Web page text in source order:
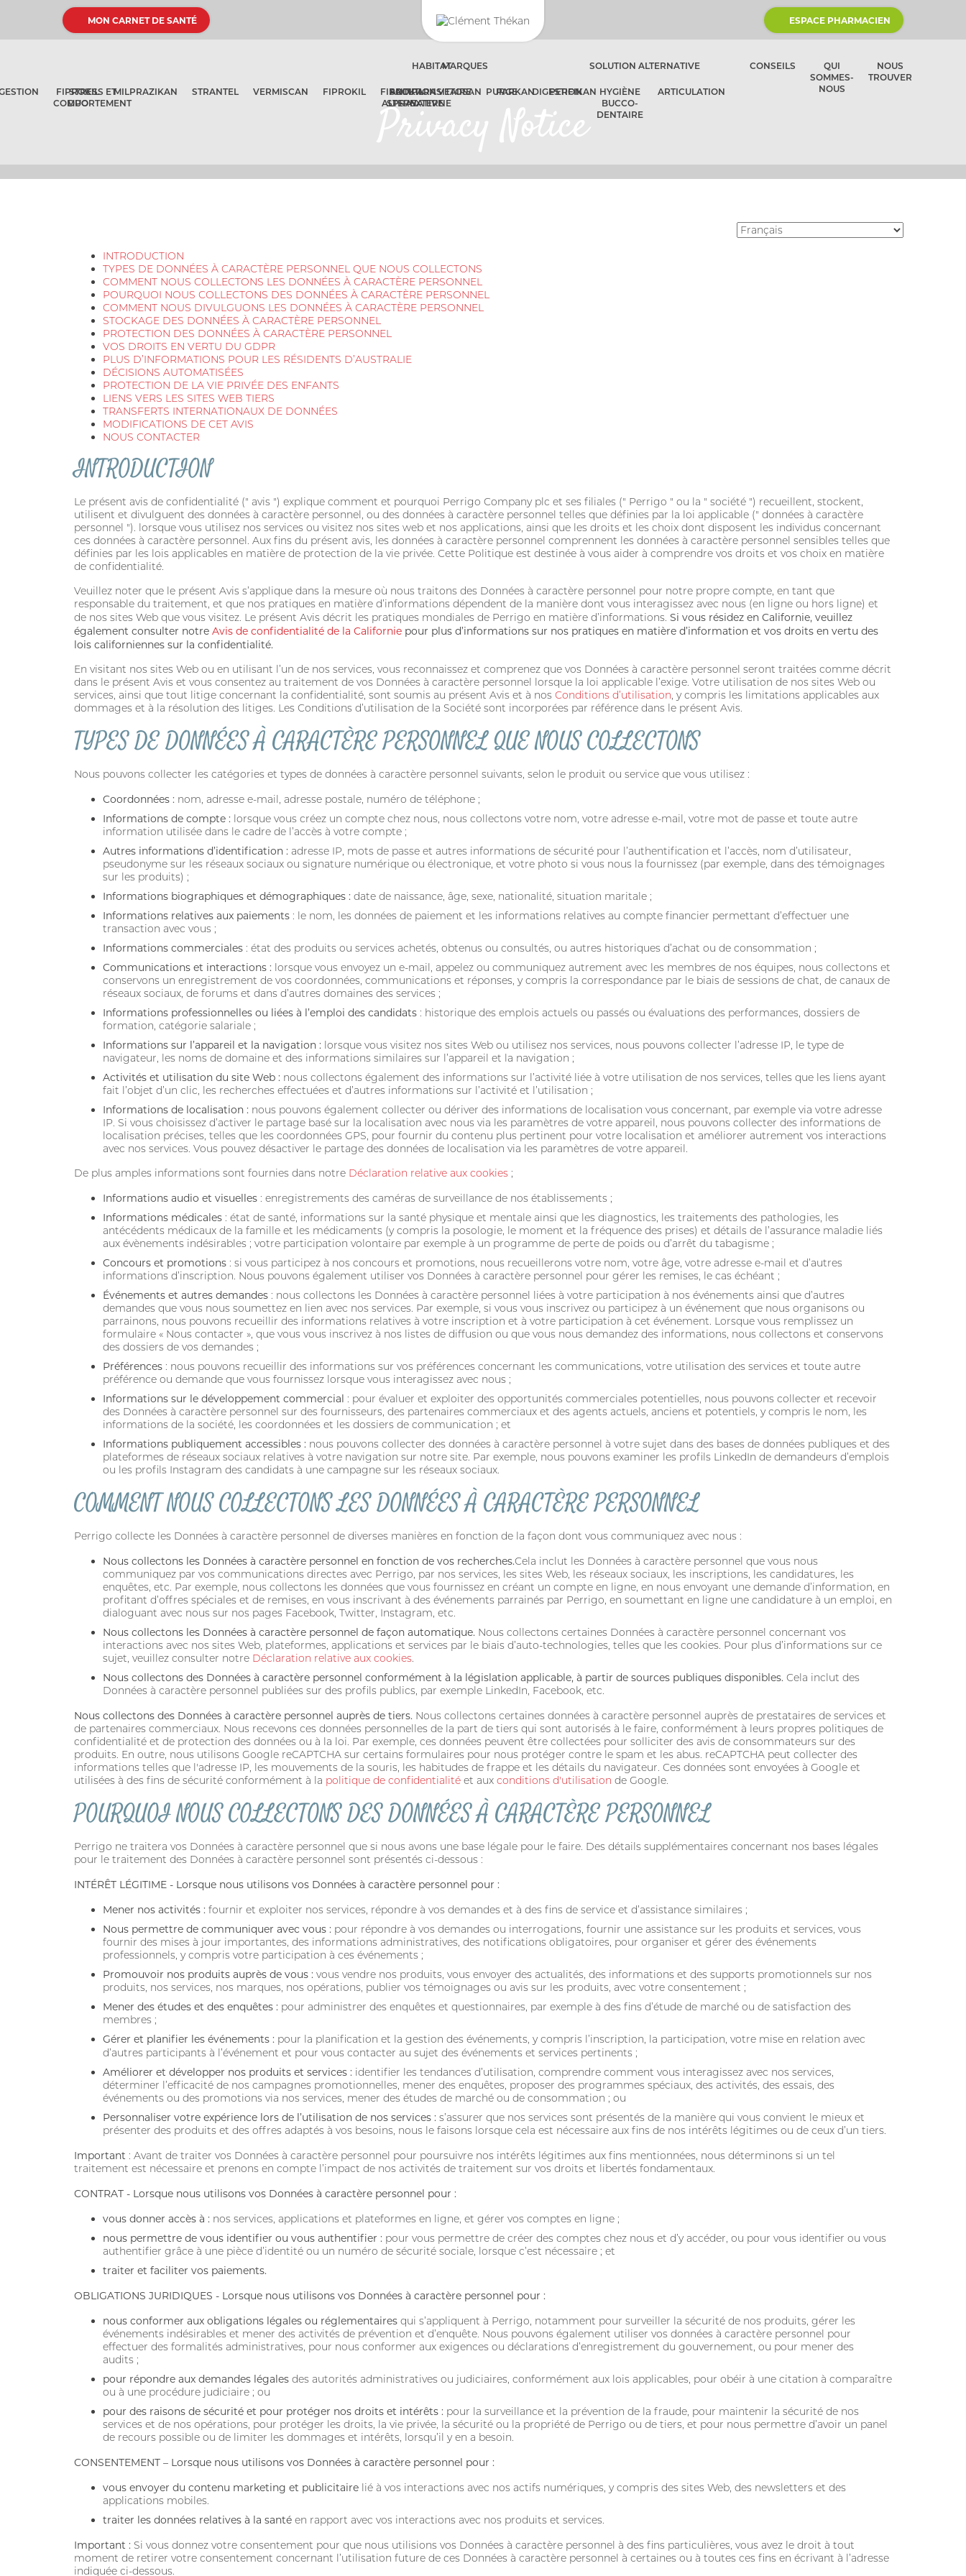
MON CARNET DE SANTÉ ESPACE PHARMACIEN
STRESS ET
COMPORTEMENT
HABITAT
SOLUTION
ALTERNATIVE
SOLUTION ALTERNATIVE
ANTIPARASITAIRE
EXTERNE
PURGE DIGESTION
HYGIÈNE
BUCCO-
DENTAIRE
ARTICULATION
MARQUES
FIPROKIL
DUO
MILPRAZIKAN STRANTEL VERMISCAN FIPROKIL
FIPROKIL
SPRAY
VETOSAN PARKAN PERFIKAN
CONSEILS
QUI
SOMMES-
NOUS
NOUS
TROUVER
Privacy Notice
INTRODUCTION
TYPES DE DONNÉES À CARACTÈRE PERSONNEL QUE NOUS COLLECTONS
COMMENT NOUS COLLECTONS LES DONNÉES À CARACTÈRE PERSONNEL
POURQUOI NOUS COLLECTONS DES DONNÉES À CARACTÈRE PERSONNEL
COMMENT NOUS DIVULGUONS LES DONNÉES À CARACTÈRE PERSONNEL
STOCKAGE DES DONNÉES À CARACTÈRE PERSONNEL
PROTECTION DES DONNÉES À CARACTÈRE PERSONNEL
VOS DROITS EN VERTU DU GDPR
PLUS D’INFORMATIONS POUR LES RÉSIDENTS D’AUSTRALIE
DÉCISIONS AUTOMATISÉES
PROTECTION DE LA VIE PRIVÉE DES ENFANTS
LIENS VERS LES SITES WEB TIERS
TRANSFERTS INTERNATIONAUX DE DONNÉES
MODIFICATIONS DE CET AVIS
NOUS CONTACTER
INTRODUCTION
Le présent avis de confidentialité (" avis ") explique comment et pourquoi Perrigo Company plc et ses filiales (" Perrigo " ou la " société ") recueillent, stockent,
utilisent et divulguent des données à caractère personnel, ou des données à caractère personnel telles que définies par la loi applicable (" données à caractère
personnel "). lorsque vous utilisez nos services ou visitez nos sites web et nos applications, ainsi que les droits et les choix dont disposent les individus concernant
ces données à caractère personnel. Aux fins du présent avis, les données à caractère personnel comprennent les données à caractère personnel sensibles telles que
définies par les lois applicables en matière de protection de la vie privée. Cette Politique est destinée à vous aider à comprendre vos droits et vos choix en matière
de confidentialité.
Veuillez noter que le présent Avis s’applique dans la mesure où nous traitons des Données à caractère personnel pour notre propre compte, en tant que
responsable du traitement, et que nos pratiques en matière d’informations dépendent de la manière dont vous interagissez avec nous (en ligne ou hors ligne) et
de nos sites Web que vous visitez. Le présent Avis décrit les pratiques mondiales de Perrigo en matière d’informations. Si vous résidez en Californie, veuillez
également consulter notre Avis de confidentialité de la Californie pour plus d’informations sur nos pratiques en matière d’information et vos droits en vertu des
lois californiennes sur la confidentialité.
En visitant nos sites Web ou en utilisant l’un de nos services, vous reconnaissez et comprenez que vos Données à caractère personnel seront traitées comme décrit
dans le présent Avis et vous consentez au traitement de vos Données à caractère personnel lorsque la loi applicable l’exige. Votre utilisation de nos sites Web ou
services, ainsi que tout litige concernant la confidentialité, sont soumis au présent Avis et à nos Conditions d’utilisation, y compris les limitations applicables aux
dommages et à la résolution des litiges. Les Conditions d’utilisation de la Société sont incorporées par référence dans le présent Avis.
TYPES DE DONNÉES À CARACTÈRE PERSONNEL QUE NOUS COLLECTONS
Nous pouvons collecter les catégories et types de données à caractère personnel suivants, selon le produit ou service que vous utilisez :
Coordonnées : nom, adresse e-mail, adresse postale, numéro de téléphone ;
Informations de compte : lorsque vous créez un compte chez nous, nous collectons votre nom, votre adresse e-mail, votre mot de passe et toute autre
information utilisée dans le cadre de l’accès à votre compte ;
Autres informations d’identification : adresse IP, mots de passe et autres informations de sécurité pour l’authentification et l’accès, nom d’utilisateur,
pseudonyme sur les réseaux sociaux ou signature numérique ou électronique, et votre photo si vous nous la fournissez (par exemple, dans des témoignages
sur les produits) ;
Informations biographiques et démographiques : date de naissance, âge, sexe, nationalité, situation maritale ;
Informations relatives aux paiements : le nom, les données de paiement et les informations relatives au compte financier permettant d’effectuer une
transaction avec vous ;
Informations commerciales : état des produits ou services achetés, obtenus ou consultés, ou autres historiques d’achat ou de consommation ;
Communications et interactions : lorsque vous envoyez un e-mail, appelez ou communiquez autrement avec les membres de nos équipes, nous collectons et
conservons un enregistrement de vos coordonnées, communications et réponses, y compris la correspondance par le biais de sessions de chat, de canaux de
réseaux sociaux, de forums et dans d’autres domaines des services ;
Informations professionnelles ou liées à l’emploi des candidats : historique des emplois actuels ou passés ou évaluations des performances, dossiers de
formation, catégorie salariale ;
Informations sur l’appareil et la navigation : lorsque vous visitez nos sites Web ou utilisez nos services, nous pouvons collecter l’adresse IP, le type de
navigateur, les noms de domaine et des informations similaires sur l’appareil et la navigation ;
Activités et utilisation du site Web : nous collectons également des informations sur l’activité liée à votre utilisation de nos services, telles que les liens ayant
fait l’objet d’un clic, les recherches effectuées et d’autres informations sur l’activité et l’utilisation ;
Informations de localisation : nous pouvons également collecter ou dériver des informations de localisation vous concernant, par exemple via votre adresse
IP. Si vous choisissez d’activer le partage basé sur la localisation avec nous via les paramètres de votre appareil, nous pouvons collecter des informations de
localisation précises, telles que les coordonnées GPS, pour fournir du contenu plus pertinent pour votre localisation et améliorer autrement vos interactions
avec nos services. Vous pouvez désactiver le partage des données de localisation via les paramètres de votre appareil.
De plus amples informations sont fournies dans notre Déclaration relative aux cookies ;
Informations audio et visuelles : enregistrements des caméras de surveillance de nos établissements ;
Informations médicales : état de santé, informations sur la santé physique et mentale ainsi que les diagnostics, les traitements des pathologies, les
antécédents médicaux de la famille et les médicaments (y compris la posologie, le moment et la fréquence des prises) et détails de l’assurance maladie liés
aux évènements indésirables ; votre participation volontaire par exemple à un programme de perte de poids ou d’arrêt du tabagisme ;
Concours et promotions : si vous participez à nos concours et promotions, nous recueillerons votre nom, votre âge, votre adresse e-mail et d’autres
informations d’inscription. Nous pouvons également utiliser vos Données à caractère personnel pour gérer les remises, le cas échéant ;
Événements et autres demandes : nous collectons les Données à caractère personnel liées à votre participation à nos événements ainsi que d’autres
demandes que vous nous soumettez en lien avec nos services. Par exemple, si vous vous inscrivez ou participez à un événement que nous organisons ou
parrainons, nous pouvons recueillir des informations relatives à votre inscription et à votre participation à cet événement. Lorsque vous remplissez un
formulaire « Nous contacter », que vous vous inscrivez à nos listes de diffusion ou que vous nous demandez des informations, nous collectons et conservons
des dossiers de vos demandes ;
Préférences : nous pouvons recueillir des informations sur vos préférences concernant les communications, votre utilisation des services et toute autre
préférence ou demande que vous fournissez lorsque vous interagissez avec nous ;
Informations sur le développement commercial : pour évaluer et exploiter des opportunités commerciales potentielles, nous pouvons collecter et recevoir
des Données à caractère personnel sur des fournisseurs, des partenaires commerciaux et des agents actuels, anciens et potentiels, y compris le nom, les
informations de la société, les coordonnées et les dossiers de communication ; et
Informations publiquement accessibles : nous pouvons collecter des données à caractère personnel à votre sujet dans des bases de données publiques et des
plateformes de réseaux sociaux relatives à votre navigation sur notre site. Par exemple, nous pouvons examiner les profils LinkedIn de demandeurs d’emplois
ou les profils Instagram des candidats à une campagne sur les réseaux sociaux.
COMMENT NOUS COLLECTONS LES DONNÉES À CARACTÈRE PERSONNEL
Perrigo collecte les Données à caractère personnel de diverses manières en fonction de la façon dont vous communiquez avec nous :
Nous collectons les Données à caractère personnel en fonction de vos recherches.Cela inclut les Données à caractère personnel que vous nous
communiquez par vos communications directes avec Perrigo, par nos services, les sites Web, les réseaux sociaux, les inscriptions, les candidatures, les
enquêtes, etc. Par exemple, nous collectons les données que vous fournissez en créant un compte en ligne, en nous envoyant une demande d’information, en
profitant d’offres spéciales et de remises, en vous inscrivant à des événements parrainés par Perrigo, en soumettant en ligne une candidature à un emploi, en
dialoguant avec nous sur nos pages Facebook, Twitter, Instagram, etc.
Nous collectons les Données à caractère personnel de façon automatique. Nous collectons certaines Données à caractère personnel concernant vos
interactions avec nos sites Web, plateformes, applications et services par le biais d’auto-technologies, telles que les cookies. Pour plus d’informations sur ce
sujet, veuillez consulter notre Déclaration relative aux cookies.
Nous collectons des Données à caractère personnel conformément à la législation applicable, à partir de sources publiques disponibles. Cela inclut des
Données à caractère personnel publiées sur des profils publics, par exemple LinkedIn, Facebook, etc.
Nous collectons des Données à caractère personnel auprès de tiers. Nous collectons certaines données à caractère personnel auprès de prestataires de services et
de partenaires commerciaux. Nous recevons ces données personnelles de la part de tiers qui sont autorisés à le faire, conformément à leurs propres politiques de
confidentialité et de protection des données ou à la loi. Par exemple, ces données peuvent être collectées pour solliciter des avis de consommateurs sur des
produits. En outre, nous utilisons Google reCAPTCHA sur certains formulaires pour nous protéger contre le spam et les abus. reCAPTCHA peut collecter des
informations telles que l'adresse IP, les mouvements de la souris, les habitudes de frappe et les détails du navigateur. Ces données sont envoyées à Google et
utilisées à des fins de sécurité conformément à la politique de confidentialité et aux conditions d'utilisation de Google.
POURQUOI NOUS COLLECTONS DES DONNÉES À CARACTÈRE PERSONNEL
Perrigo ne traitera vos Données à caractère personnel que si nous avons une base légale pour le faire. Des détails supplémentaires concernant nos bases légales
pour le traitement des Données à caractère personnel sont présentés ci-dessous :
INTÉRÊT LÉGITIME - Lorsque nous utilisons vos Données à caractère personnel pour :
Mener nos activités : fournir et exploiter nos services, répondre à vos demandes et à des fins de service et d’assistance similaires ;
Nous permettre de communiquer avec vous : pour répondre à vos demandes ou interrogations, fournir une assistance sur les produits et services, vous
fournir des mises à jour importantes, des informations administratives, des notifications obligatoires, pour organiser et gérer des événements
professionnels, y compris votre participation à ces événements ;
Promouvoir nos produits auprès de vous : vous vendre nos produits, vous envoyer des actualités, des informations et des supports promotionnels sur nos
produits, nos services, nos marques, nos opérations, publier vos témoignages ou avis sur les produits, avec votre consentement ;
Mener des études et des enquêtes : pour administrer des enquêtes et questionnaires, par exemple à des fins d’étude de marché ou de satisfaction des
membres ;
Gérer et planifier les événements : pour la planification et la gestion des événements, y compris l’inscription, la participation, votre mise en relation avec
d’autres participants à l’événement et pour vous contacter au sujet des événements et services pertinents ;
Améliorer et développer nos produits et services : identifier les tendances d’utilisation, comprendre comment vous interagissez avec nos services,
déterminer l’efficacité de nos campagnes promotionnelles, mener des enquêtes, proposer des programmes spéciaux, des activités, des essais, des
événements ou des promotions via nos services, mener des études de marché ou de consommation ; ou
Personnaliser votre expérience lors de l’utilisation de nos services : s’assurer que nos services sont présentés de la manière qui vous convient le mieux et
présenter des produits et des offres adaptés à vos besoins, nous le faisons lorsque cela est nécessaire aux fins de nos intérêts légitimes ou de ceux d’un tiers.
Important : Avant de traiter vos Données à caractère personnel pour poursuivre nos intérêts légitimes aux fins mentionnées, nous déterminons si un tel
traitement est nécessaire et prenons en compte l’impact de nos activités de traitement sur vos droits et libertés fondamentaux.
CONTRAT - Lorsque nous utilisons vos Données à caractère personnel pour :
vous donner accès à : nos services, applications et plateformes en ligne, et gérer vos comptes en ligne ;
nous permettre de vous identifier ou vous authentifier : pour vous permettre de créer des comptes chez nous et d’y accéder, ou pour vous identifier ou vous
authentifier grâce à une pièce d’identité ou un numéro de sécurité sociale, lorsque c’est nécessaire ; et
traiter et faciliter vos paiements.
OBLIGATIONS JURIDIQUES - Lorsque nous utilisons vos Données à caractère personnel pour :
nous conformer aux obligations légales ou réglementaires qui s’appliquent à Perrigo, notamment pour surveiller la sécurité de nos produits, gérer les
événements indésirables et mener des activités de prévention et d’enquête. Nous pouvons également utiliser vos données à caractère personnel pour
effectuer des formalités administratives, pour nous conformer aux exigences ou déclarations d’enregistrement du gouvernement, ou pour mener des
audits ;
pour répondre aux demandes légales des autorités administratives ou judiciaires, conformément aux lois applicables, pour obéir à une citation à comparaître
ou à une procédure judiciaire ; ou
pour des raisons de sécurité et pour protéger nos droits et intérêts : pour la surveillance et la prévention de la fraude, pour maintenir la sécurité de nos
services et de nos opérations, pour protéger les droits, la vie privée, la sécurité ou la propriété de Perrigo ou de tiers, et pour nous permettre d’avoir un panel
de recours possible ou de limiter les dommages et intérêts, lorsqu’il y en a besoin.
CONSENTEMENT – Lorsque nous utilisons vos Données à caractère personnel pour :
vous envoyer du contenu marketing et publicitaire lié à vos interactions avec nos actifs numériques, y compris des sites Web, des newsletters et des
applications mobiles.
traiter les données relatives à la santé en rapport avec vos interactions avec nos produits et services.
Important : Si vous donnez votre consentement pour que nous utilisions vos Données à caractère personnel à des fins particulières, vous avez le droit à tout
moment de retirer votre consentement concernant l’utilisation future de ces Données à caractère personnel à certaines ou à toutes ces fins en écrivant à l’adresse
indiquée ci-dessous.
Adresse email
Mot de passe
SE CONNECTER